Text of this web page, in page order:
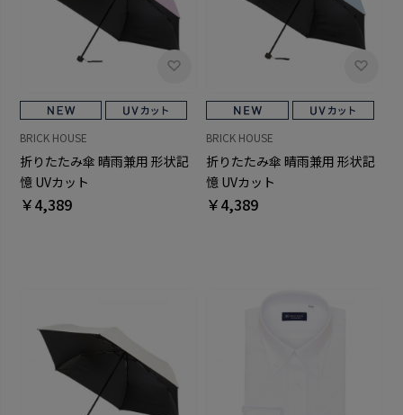
BRICK HOUSE
折りたたみ傘 晴雨兼用 形状記
憶 UVカット
￥4,389
BRICK HOUSE
折りたたみ傘 晴雨兼用 形状記
憶 UVカット
￥4,389